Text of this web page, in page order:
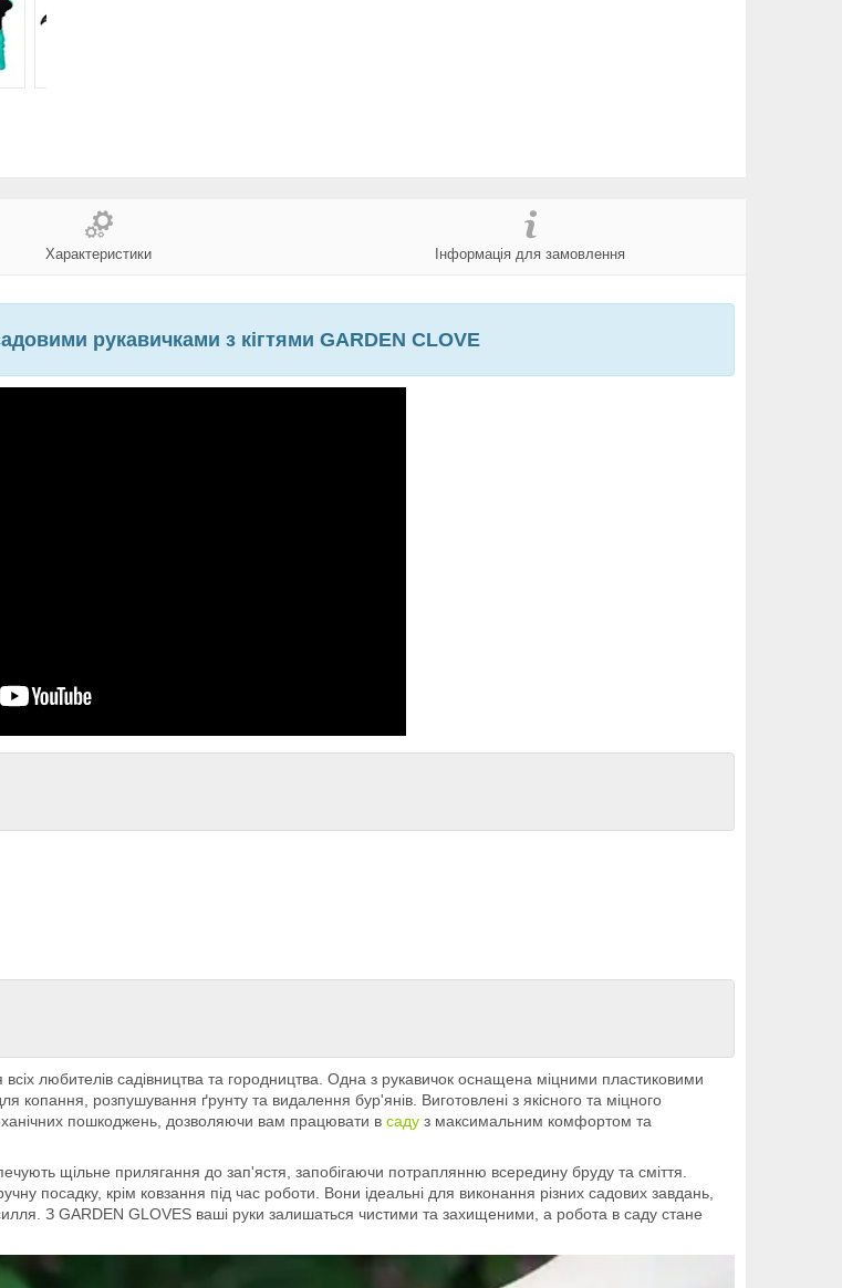
Характеристики Інформація для замовлення
рукавичками з кігтями GARDEN CLOVE
любителів садівництва та городництва. Одна з рукавичок оснащена міцними пластиковими
копання, розпушування ґрунту та видалення бур'янів. Виготовлені з якісного та міцного
пошкоджень, дозволяючи вам працювати в саду з максимальним комфортом та
щільне прилягання до зап'ястя, запобігаючи потраплянню всередину бруду та сміття.
посадку, крім ковзання під час роботи. Вони ідеальні для виконання різних садових завдань,
З GARDEN GLOVES ваші руки залишаться чистими та захищеними, а робота в саду стане